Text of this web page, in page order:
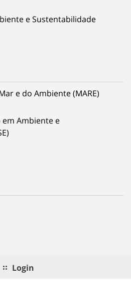
e Sustentabilidade
e do Ambiente (MARE)
Ambiente e
Login